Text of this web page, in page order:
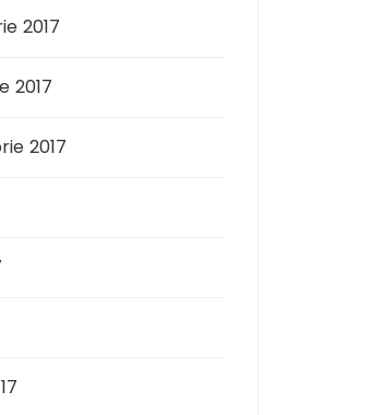
2017
2017
2017